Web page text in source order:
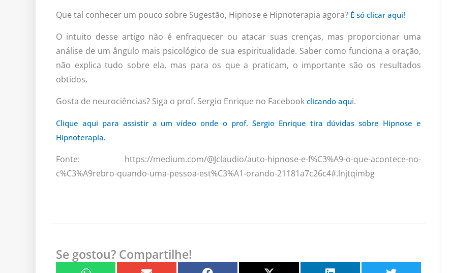
Que tal conhecer um pouco sobre Sugestão, Hipnose e Hipnoterapia agora? É só clicar aqui!
O intuito desse artigo não é enfraquecer ou atacar suas crenças, mas proporcionar uma
análise de um ângulo mais psicológico de sua espiritualidade. Saber como funciona a oração,
não explica tudo sobre ela, mas para os que a praticam, o importante são os resultados
obtidos.
Gosta de neurociências? Siga o prof. Sergio Enrique no Facebook clicando aqui.
Clique aqui para assistir a um vídeo onde o prof. Sergio Enrique tira dúvidas sobre Hipnose e
Hipnoterapia.
Fonte: https://medium.com/@Jclaudio/auto-hipnose-e-f%C3%A9-o-que-acontece-no-
c%C3%A9rebro-quando-uma-pessoa-est%C3%A1-orando-21181a7c26c4#.lnjtqimbg
Se gostou? Compartilhe!